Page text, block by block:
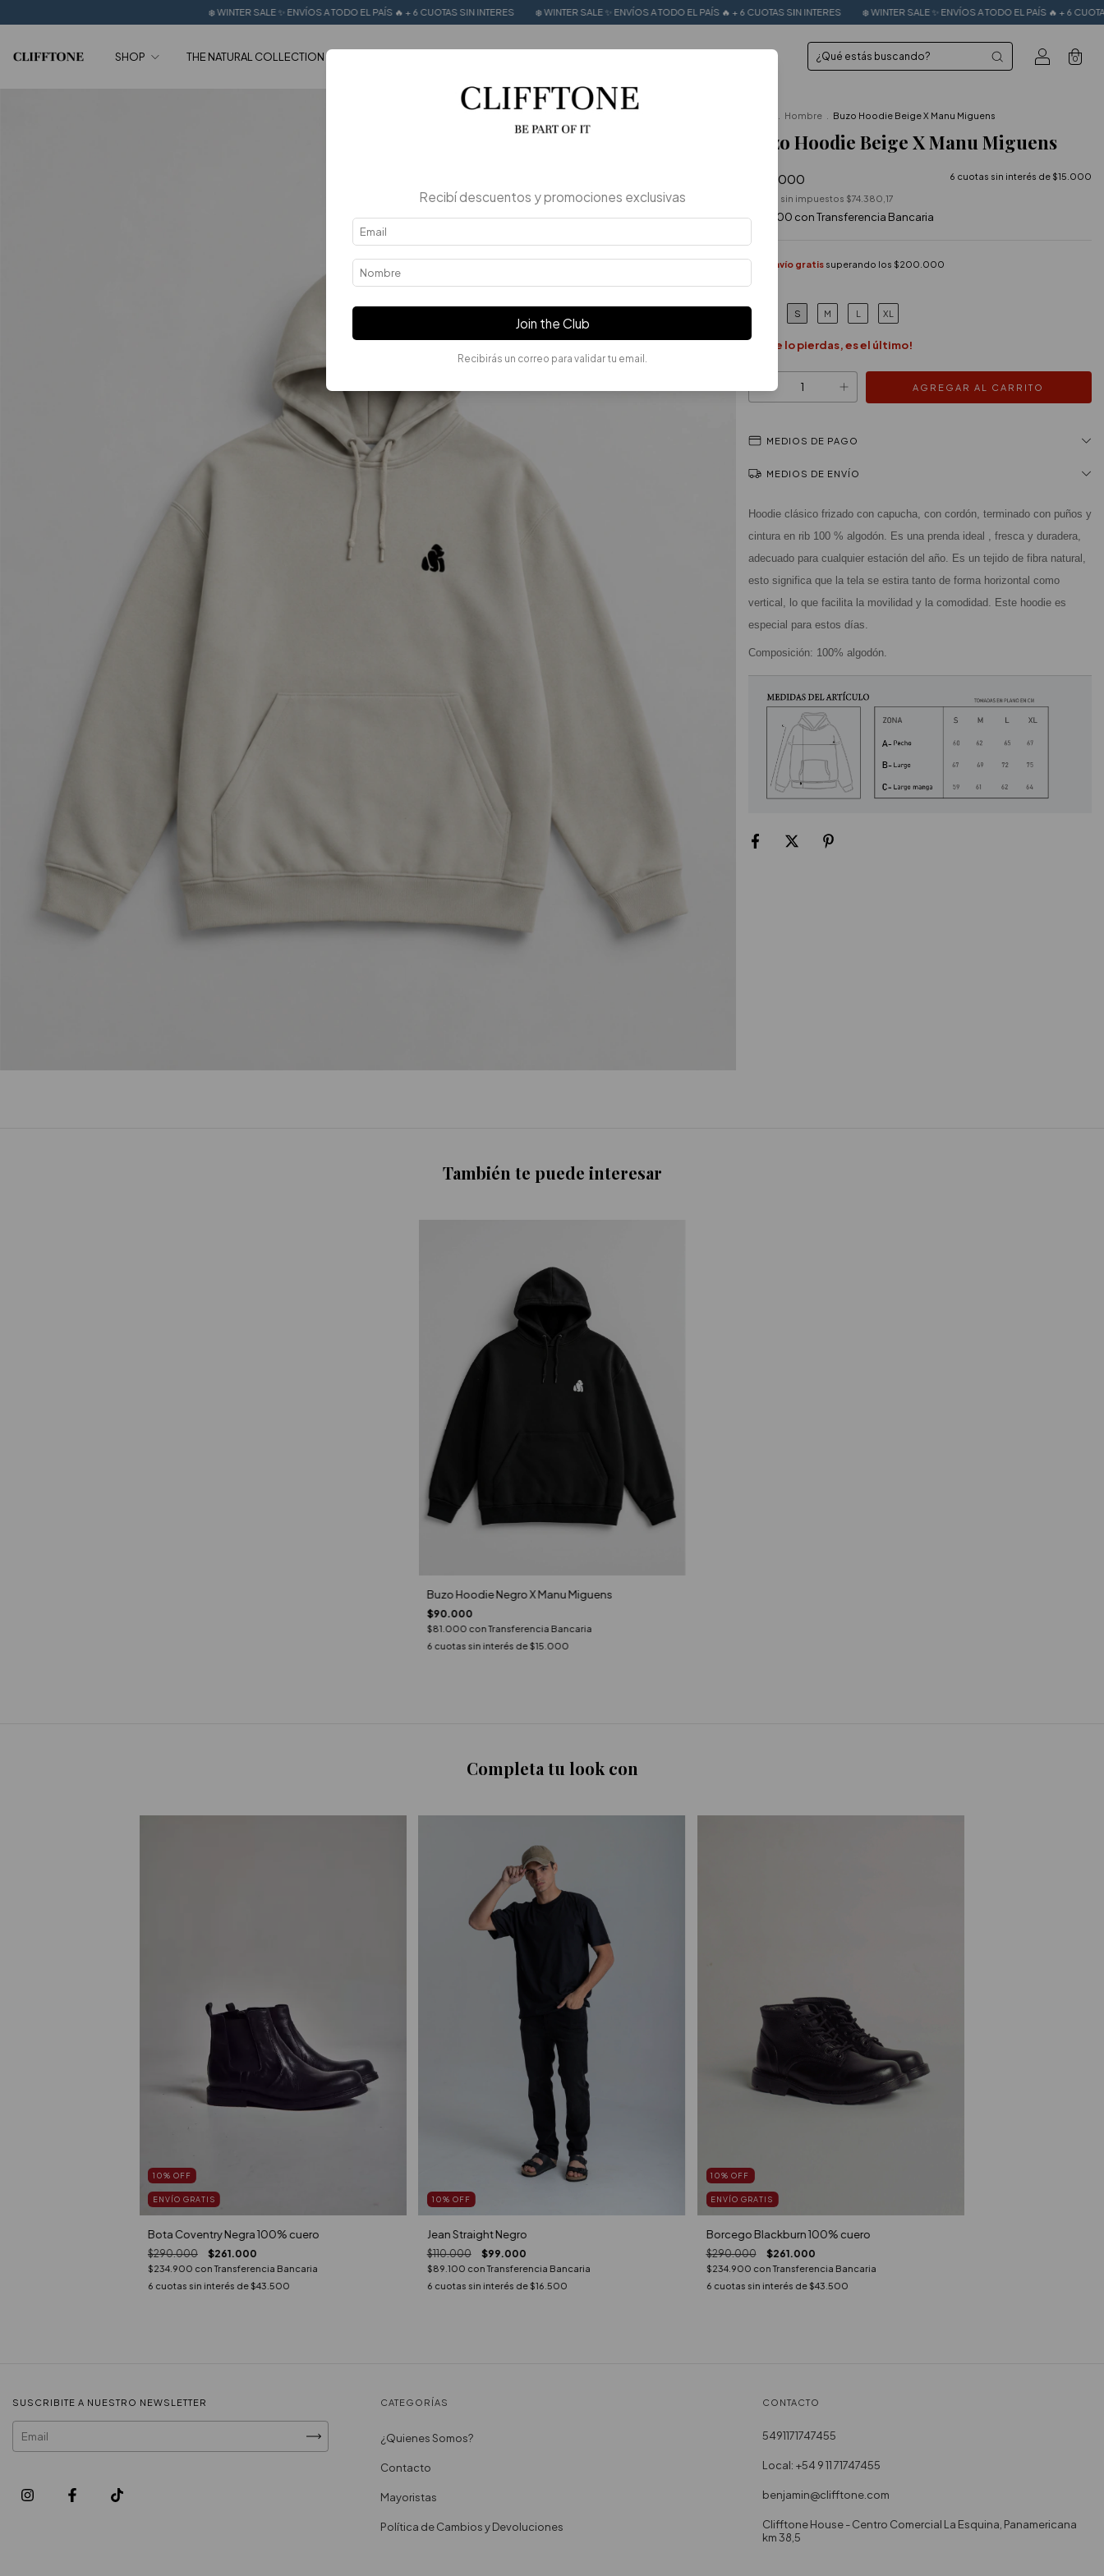
❄️ WINTER SALE ✨ ENVÍOS A TODO EL PAÍS 🔥 + 6 CUOTAS SIN INTERES ❄️ WINTER SALE ✨ ENVÍOS A TODO EL PAÍS 🔥 + 6 CUOTAS SIN INTERES ❄️ WINTER SALE ✨ ENVÍOS A TODO EL PAÍS 🔥 + 6 CUOTAS SIN INTERES ❄️
SHOP THE NATURAL COLLECTION 0
Hombre Buzo Hoodie Beige X Manu Miguens
Buzo Hoodie Beige X Manu Miguens
$90.000 6 cuotas sin interés de $15.000
Precio sin impuestos $74.380,17
$81.000 conTransferencia Bancaria
Envío gratis superando los $200.000
S M L XL
¡No te lo pierdas, es el último!
MEDIOS DE PAGO
MEDIOS DE ENVÍO
Hoodie clásico frizado con capucha, con cordón, terminado con puños y
cintura en rib 100 % algodón. Es una prenda ideal , fresca y duradera,
adecuado para cualquier estación del año. Es un tejido de fibra natural,
esto significa que la tela se estira tanto de forma horizontal como
vertical, lo que facilita la movilidad y la comodidad. Este hoodie es
especial para estos días.
Composición: 100% algodón.
También te puede interesar
Buzo Hoodie Negro X Manu Miguens
$90.000
$81.000 con Transferencia Bancaria
6 cuotas sin interés de$15.000
Completa tu look con
10% OFF
ENVÍO GRATIS
Bota Coventry Negra 100% cuero
$290.000 $261.000
$234.900 con Transferencia Bancaria
6 cuotas sin interés de $43.500
10% OFF
Jean Straight Negro
$110.000 $99.000
$89.100 con Transferencia Bancaria
6 cuotas sin interés de $16.500
10%OFF
ENVÍO GRATIS
Borcego Blackburn 100% cuero
$290.000 $261.000
$234.900 conTransferencia Bancaria
6 cuotas sin interés de $43.500
SUSCRIBITE A NUESTRO NEWSLETTER CATEGORÍAS
¿Quienes Somos?
Contacto
Mayoristas
Política de Cambios y Devoluciones
CONTACTO
5491171747455
Local: +54 9 11 71747455
benjamin@clifftone.com
Clifftone House - Centro Comercial La Esquina, Panamericana
km 38,5
Recibí descuentos y promociones exclusivas
Join the Club
Recibirás un correo para validar tu email.